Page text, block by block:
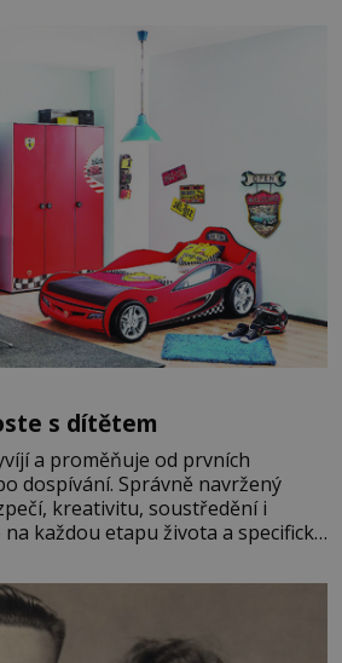
s dítětem
a proměňuje od prvních
dospívání. Správně navržený
kreativitu, soustředění i
každou etapu života a specifické
by pokoj miminka měl působit
Předškolní věk je